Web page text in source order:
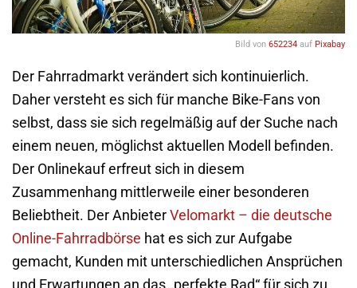
Bild von 652234 auf Pixabay
Der Fahrradmarkt verändert sich kontinuierlich.
Daher versteht es sich für manche Bike-Fans von
selbst, dass sie sich regelmäßig auf der Suche nach
einem neuen, möglichst aktuellen Modell befinden.
Der Onlinekauf erfreut sich in diesem
Zusammenhang mittlerweile einer besonderen
Beliebtheit. Der Anbieter Velomarkt – die deutsche
Online-Fahrradbörse hat es sich zur Aufgabe
gemacht, Kunden mit unterschiedlichen Ansprüchen